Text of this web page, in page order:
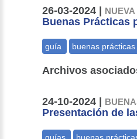
26-03-2024 |
Buenas Prácticas
Archivos
24-10-2024 |
Presentación de